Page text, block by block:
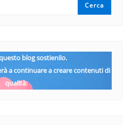
Cerca
blog sostienilo.
a continuare a creare contenuti di
qualità: